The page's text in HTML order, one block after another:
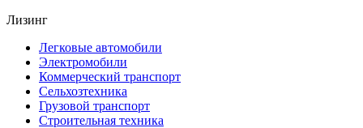
Лизинг
Легковые автомобили
Электромобили
Коммерческий транспорт
Сельхозтехника
Грузовой транспорт
Строительная техника